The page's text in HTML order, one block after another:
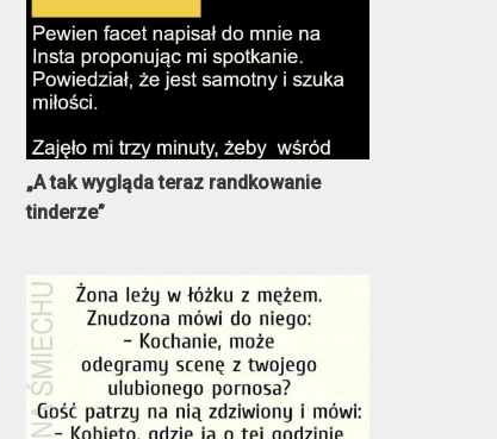
„A tak wygląda teraz randkowanie
tinderze”